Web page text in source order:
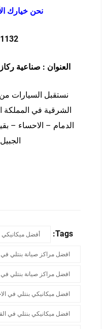
نحن خيارك
العنوان : صناعية
نستقبل السيارات
الشرقية في المملكة
الدمام – الاحساء –
Tags: أفضل ميكانيكي
افضل مراكز صيانة بنتلي في
افضل مراكز صيانة بنتلي
افضل ميكانيكي بنتلي في
افضل ميكانيكي بنتلي في